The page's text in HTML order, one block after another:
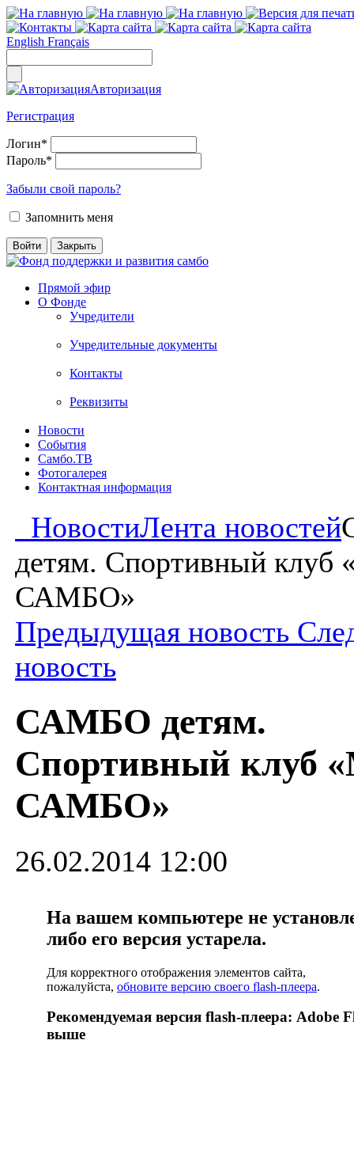
English Français
Авторизация
Регистрация
Логин*
Пароль*
Забыли свой пароль?
Запомнить меня
Прямой эфир
О Фонде
Учредители
Учредительные документы
Контакты
Реквизиты
Новости
События
Самбо.ТВ
Фотогалерея
Контактная информация
НовостиЛента новостей
детям. Спортивный клуб
САМБО»
Предыдущая новость
новость
САМБО детям.
Спортивный клуб
САМБО»
26.02.2014 12:00
На вашем компьютере не
либо его версия устарела.
Для корректного отображения элементов сайта,
пожалуйста, обновите версию своего flash-плеера.
Рекомендуемая версия flash-плеера: Adobe
выше